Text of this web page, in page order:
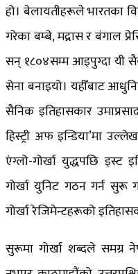
हो। बेलायतीहरूले भारतका
गरेका बम्बे, मद्रास र बंगाल
सन् १८०४सम्म आइपुग्दा यी
सेना बनाइयो। यहीँबाट
सैनिक इतिहासकार
हिस्ट्री अफ इन्डिया’मा
एंग्लो-गोर्खा युद्धपछि इस्ट
गोर्खा युनिट गठन गर्न
गोर्खा रेजिमेन्टहरूको
सुरूमा गोर्खा शब्दले समग्र